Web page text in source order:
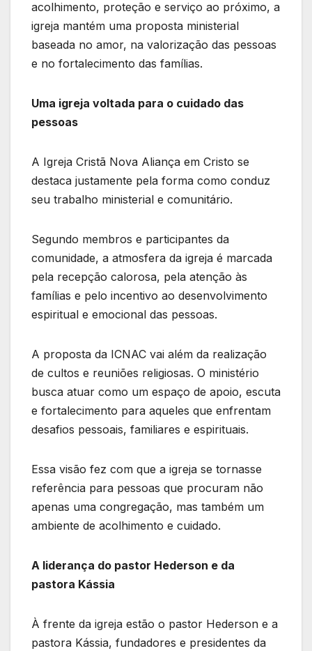
acolhimento, proteção e serviço ao próximo, a
igreja mantém uma proposta ministerial
baseada no amor, na valorização das pessoas
e no fortalecimento das famílias.
Uma igreja voltada para o cuidado das
pessoas
A Igreja Cristã Nova Aliança em Cristo se
destaca justamente pela forma como conduz
seu trabalho ministerial e comunitário.
Segundo membros e participantes da
comunidade, a atmosfera da igreja é marcada
pela recepção calorosa, pela atenção às
famílias e pelo incentivo ao desenvolvimento
espiritual e emocional das pessoas.
A proposta da ICNAC vai além da realização
de cultos e reuniões religiosas. O ministério
busca atuar como um espaço de apoio, escuta
e fortalecimento para aqueles que enfrentam
desafios pessoais, familiares e espirituais.
Essa visão fez com que a igreja se tornasse
referência para pessoas que procuram não
apenas uma congregação, mas também um
ambiente de acolhimento e cuidado.
A liderança do pastor Hederson e da
pastora Kássia
À frente da igreja estão o pastor Hederson e a
pastora Kássia, fundadores e presidentes da